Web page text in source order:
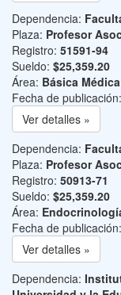
Dependencia:
Plaza: Profesor
Registro: 51591-94
Sueldo: $25,359.20
Área: Básica Médica
Fecha de publicación:
Ver detalles »
Dependencia:
Plaza: Profesor
Registro: 50913-71
Sueldo: $25,359.20
Área:
Fecha de publicación:
Ver detalles »
Dependencia: